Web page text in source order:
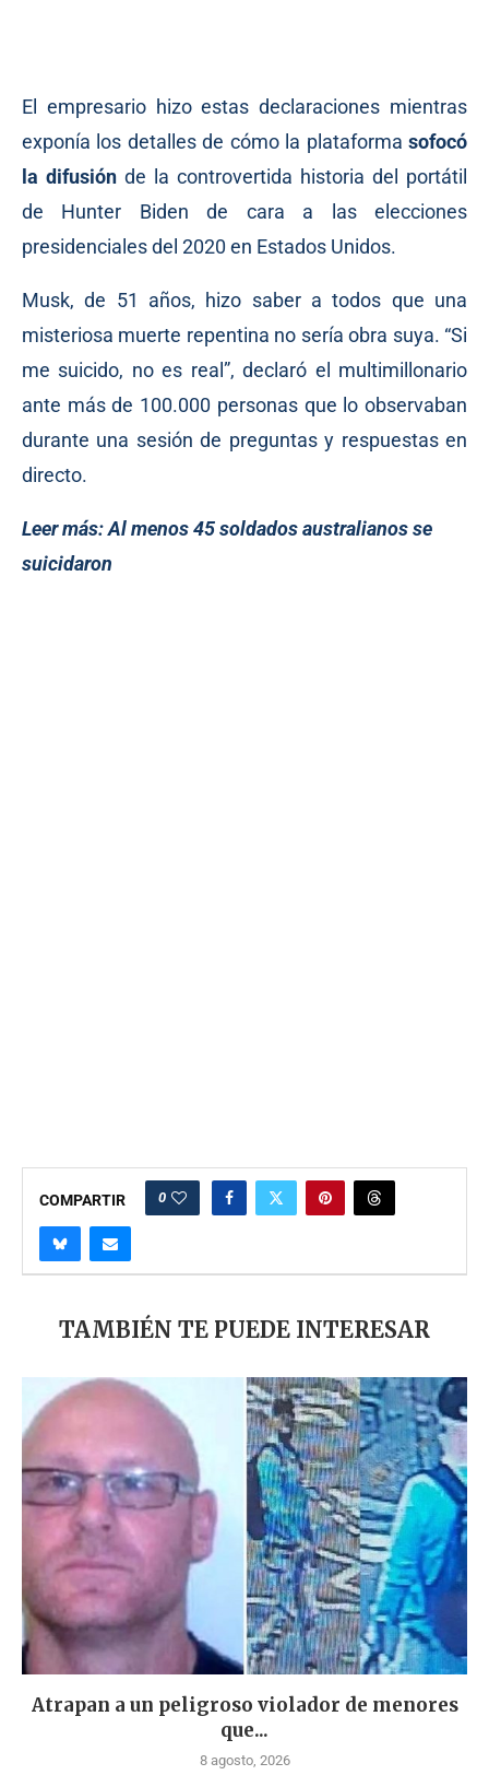
El empresario hizo estas declaraciones mientras
exponía los detalles de cómo la plataforma sofocó
la difusión de la controvertida historia del portátil
de Hunter Biden de cara a las elecciones
presidenciales del 2020 en Estados Unidos.
Musk, de 51 años, hizo saber a todos que una
misteriosa muerte repentina no sería obra suya. “Si
me suicido, no es real”, declaró el multimillonario
ante más de 100.000 personas que lo observaban
durante una sesión de preguntas y respuestas en
directo.
Leer más:Al menos 45 soldados australianos se
suicidaron
COMPARTIR 0
TAMBIÉN TE PUEDE INTERESAR
Atrapan a un peligroso violador de menores
que...
8 agosto, 2026